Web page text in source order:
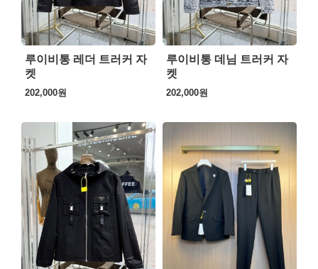
루이비통 레더 트러커 자
켓
202,000원
루이비통 데님 트러커 자
켓
202,000원